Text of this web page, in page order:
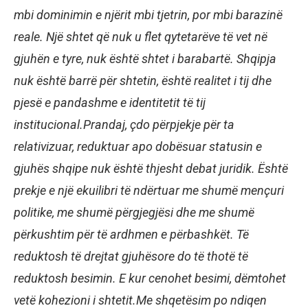
mbi dominimin e njërit mbi tjetrin, por mbi barazinë
reale. Një shtet që nuk u flet qytetarëve të vet në
gjuhën e tyre, nuk është shtet i barabartë. Shqipja
nuk është barrë për shtetin, është realitet i tij dhe
pjesë e pandashme e identitetit të tij
institucional.Prandaj, çdo përpjekje për ta
relativizuar, reduktuar apo dobësuar statusin e
gjuhës shqipe nuk është thjesht debat juridik. Është
prekje e një ekuilibri të ndërtuar me shumë mençuri
politike, me shumë përgjegjësi dhe me shumë
përkushtim për të ardhmen e përbashkët. Të
reduktosh të drejtat gjuhësore do të thotë të
reduktosh besimin. E kur cenohet besimi, dëmtohet
vetë kohezioni i shtetit.Me shqetësim po ndiqen